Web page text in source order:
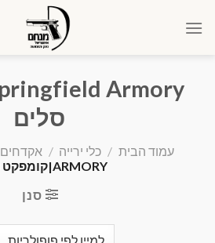
סלים
עמוד הבית / כלי ירייה / אקדחים
ARMORY|קומפקט סלים
סנן